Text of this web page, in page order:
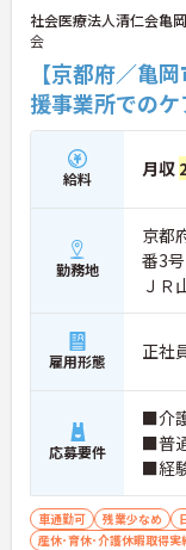
社会医療法人清仁会亀
会
【京都府／亀
援事業所での
給料 月収
勤務地
京都
番3号
ＪＲ
車5分
雇用形態 正社
応募要件
■介
■普
■経
車通勤可 残業少なめ
産休･育休･介護休暇取得実